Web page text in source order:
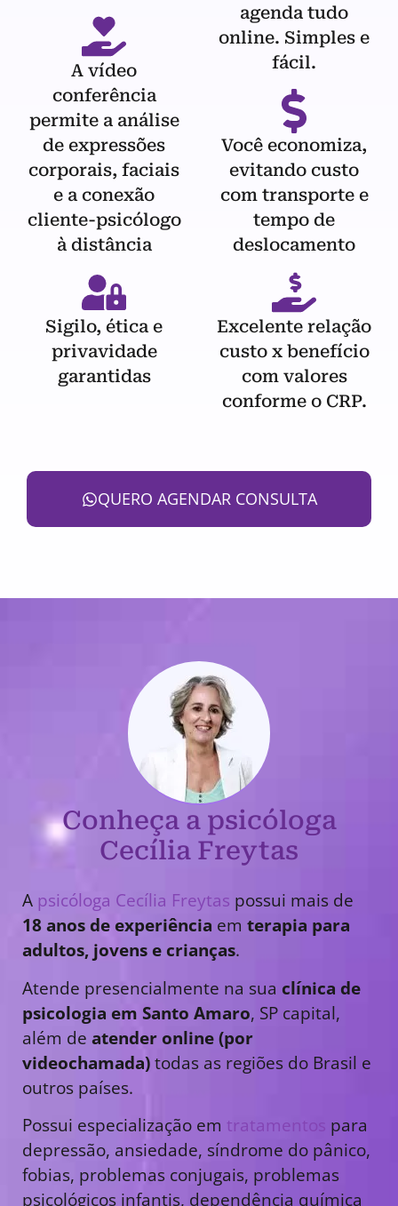
A vídeo
conferência
permite a análise
de expressões
corporais, faciais
e a conexão
cliente-psicólogo
à distância
Sigilo, ética e
privavidade
garantidas
agenda tudo
online. Simples e
fácil.
Você economiza,
evitando custo
com transporte e
tempo de
deslocamento
Excelente relação
custo x benefício
com valores
conforme o CRP.
QUERO AGENDAR CONSULTA
Conheça a psicóloga
Cecília Freytas
A psicóloga Cecília Freytas possui mais de
18 anos de experiência em terapia para
adultos, jovens e crianças.
Atende presencialmente na sua clínica de
psicologia em Santo Amaro, SP capital,
além de atender online (por
videochamada)todas as regiões do Brasil e
outros países.
Possui especialização em tratamentos para
depressão, ansiedade, síndrome do pânico,
fobias, problemas conjugais, problemas
psicológicos infantis, dependência química